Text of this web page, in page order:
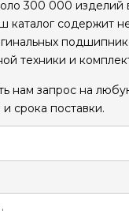
300 000 изделий
каталог содержит
техники и
нам запрос на
срока поставки.